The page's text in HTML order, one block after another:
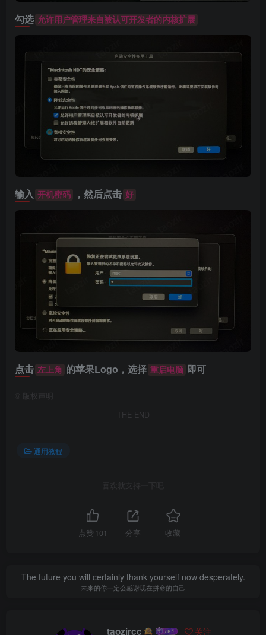
勾选 允许用户管理来自被认可开发者的内核扩展
输入 开机密码 ，然后点击 好
点击 左上角 的苹果Logo，选择 重启电脑 即可
版权声明
THE END
通用教程
喜欢就支持一下吧
点赞 101 分享 收藏
The future you will certainly thank yourself now desperately.
未来的你一定会感谢现在拼命的自己
taozircc 关注